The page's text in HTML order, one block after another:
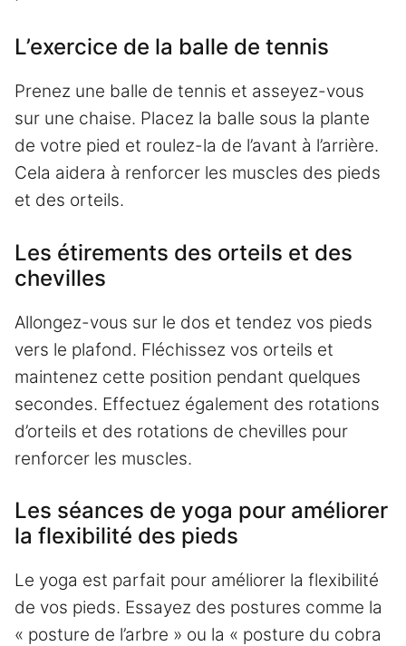
L’exercice de la balle de tennis
Prenez une balle de tennis et asseyez-vous
sur une chaise. Placez la balle sous la plante
de votre pied et roulez-la de l’avant à l’arrière.
Cela aidera à renforcer les muscles des pieds
et des orteils.
Les étirements des orteils et des
chevilles
Allongez-vous sur le dos et tendez vos pieds
vers le plafond. Fléchissez vos orteils et
maintenez cette position pendant quelques
secondes. Effectuez également des rotations
d’orteils et des rotations de chevilles pour
renforcer les muscles.
Les séances de yoga pour améliorer
la flexibilité des pieds
Le yoga est parfait pour améliorer la flexibilité
de vos pieds. Essayez des postures comme la
« posture de l’arbre » ou la « posture du cobra